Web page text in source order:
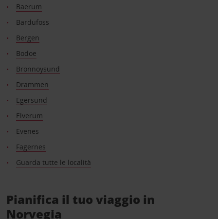
Baerum
Bardufoss
Bergen
Bodoe
Bronnoysund
Drammen
Egersund
Elverum
Evenes
Fagernes
Guarda tutte le località
Pianifica il tuo viaggio in
Norvegia